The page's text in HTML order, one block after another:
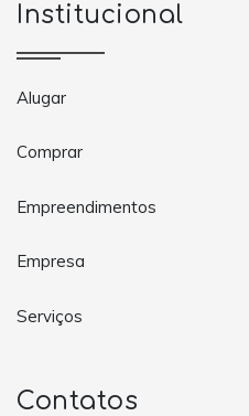
Institucional
Alugar
Comprar
Empreendimentos
Empresa
Serviços
Contatos